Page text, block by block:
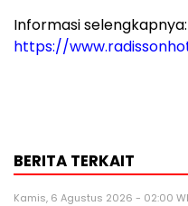
Informasi selengkapnya:
https://
BERITA TERKAIT
Kamis, 6 Agustus 2026 - 02:00